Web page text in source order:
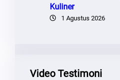
Kuliner
1 Agustus 2026
Video Testimoni